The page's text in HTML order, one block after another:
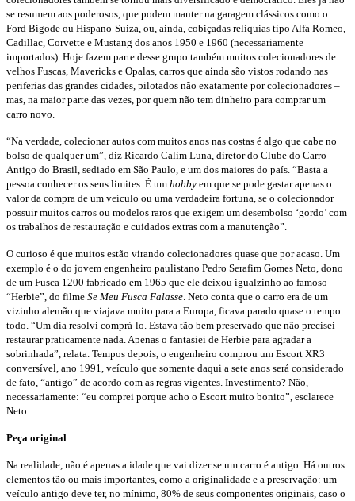
se resumem aos poderosos, que podem manter na garagem clássicos como o
Ford Bigode ou Hispano-Suiza, ou, ainda, cobiçadas relíquias tipo Alfa Romeo,
Cadillac, Corvette e Mustang dos anos 1950 e 1960 (necessariamente
importados). Hoje fazem parte desse grupo também muitos colecionadores de
velhos Fuscas, Mavericks e Opalas, carros que ainda são vistos rodando nas
periferias das grandes cidades, pilotados não exatamente por colecionadores –
mas, na maior parte das vezes, por quem não tem dinheiro para comprar um
carro novo.
“Na verdade, colecionar autos com muitos anos nas costas é algo que cabe no
bolso de qualquer um”, diz Ricardo Calim Luna, diretor do Clube do Carro
Antigo do Brasil, sediado em São Paulo, e um dos maiores do país. “Basta a
pessoa conhecer os seus limites. É um hobby em que se pode gastar apenas o
valor da compra de um veículo ou uma verdadeira fortuna, se o colecionador
possuir muitos carros ou modelos raros que exigem um desembolso ‘gordo’ com
os trabalhos de restauração e cuidados extras com a manutenção”.
O curioso é que muitos estão virando colecionadores quase que por acaso. Um
exemplo é o do jovem engenheiro paulistano Pedro Serafim Gomes Neto, dono
de um Fusca 1200 fabricado em 1965 que ele deixou igualzinho ao famoso
“Herbie”, do filme Se Meu Fusca Falasse. Neto conta que o carro era de um
vizinho alemão que viajava muito para a Europa, ficava parado quase o tempo
todo. “Um dia resolvi comprá-lo. Estava tão bem preservado que não precisei
restaurar praticamente nada. Apenas o fantasiei de Herbie para agradar a
sobrinhada”, relata. Tempos depois, o engenheiro comprou um Escort XR3
conversível, ano 1991, veículo que somente daqui a sete anos será considerado
de fato, “antigo” de acordo com as regras vigentes. Investimento? Não,
necessariamente: “eu comprei porque acho o Escort muito bonito”, esclarece
Neto.
Peça original
Na realidade, não é apenas a idade que vai dizer se um carro é antigo. Há outros
elementos tão ou mais importantes, como a originalidade e a preservação: um
veículo antigo deve ter, no mínimo, 80% de seus componentes originais, caso o